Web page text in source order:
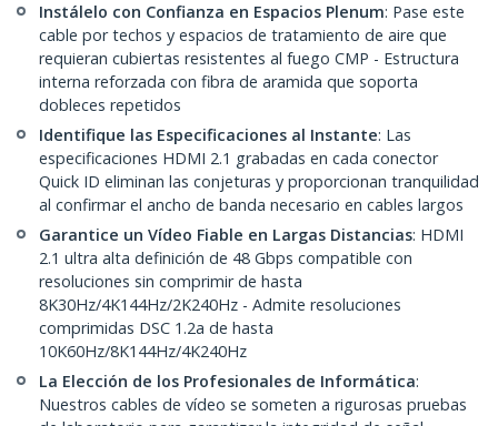
Instálelo con Confianza en Espacios Plenum: Pase este
cable por techos y espacios de tratamiento de aire que
requieran cubiertas resistentes al fuego CMP - Estructura
interna reforzada con fibra de aramida que soporta
dobleces repetidos
Identifique las Especificaciones al Instante: Las
especificaciones HDMI 2.1 grabadas en cada conector
Quick ID eliminan las conjeturas y proporcionan tranquilidad
al confirmar el ancho de banda necesario en cables largos
Garantice un Vídeo Fiable en Largas Distancias: HDMI
2.1 ultra alta definición de 48 Gbps compatible con
resoluciones sin comprimir de hasta
8K30Hz/4K144Hz/2K240Hz - Admite resoluciones
comprimidas DSC 1.2a de hasta
10K60Hz/8K144Hz/4K240Hz
La Elección de los Profesionales de Informática:
Nuestros cables de vídeo se someten a rigurosas pruebas